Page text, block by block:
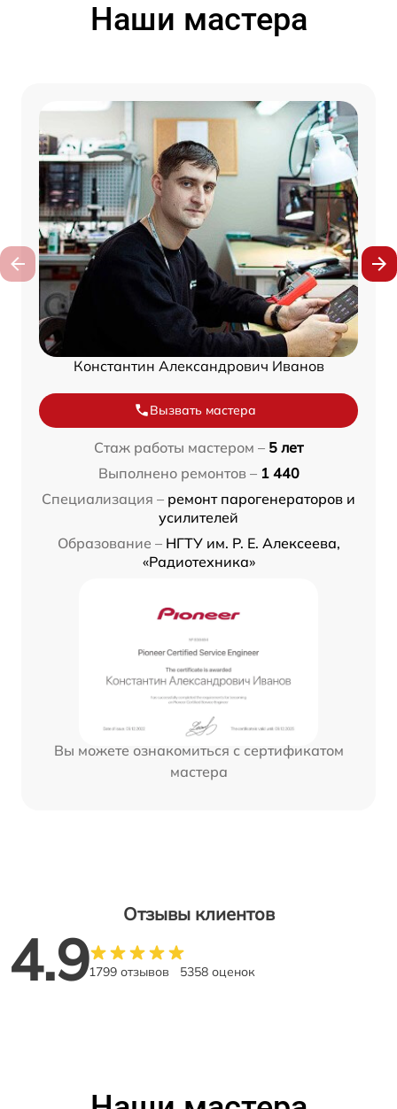
Наши мастера
Константин Александрович Иванов
Вызвать мастера
Стаж работы мастером – 5 лет
Выполнено ремонтов – 1 440
Специализация – ремонт парогенераторов и
усилителей
Образование – НГТУ им. Р. Е. Алексеева,
«Радиотехника»
Вы можете ознакомиться с сертификатом
мастера
Отзывы клиентов
4.91799 отзывов 5358 оценок